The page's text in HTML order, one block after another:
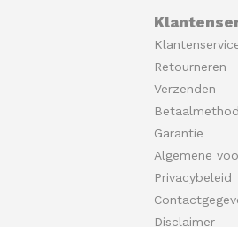
Retourneren
Verzenden
Garantie
Algemene
Privacybeleid
Disclaimer